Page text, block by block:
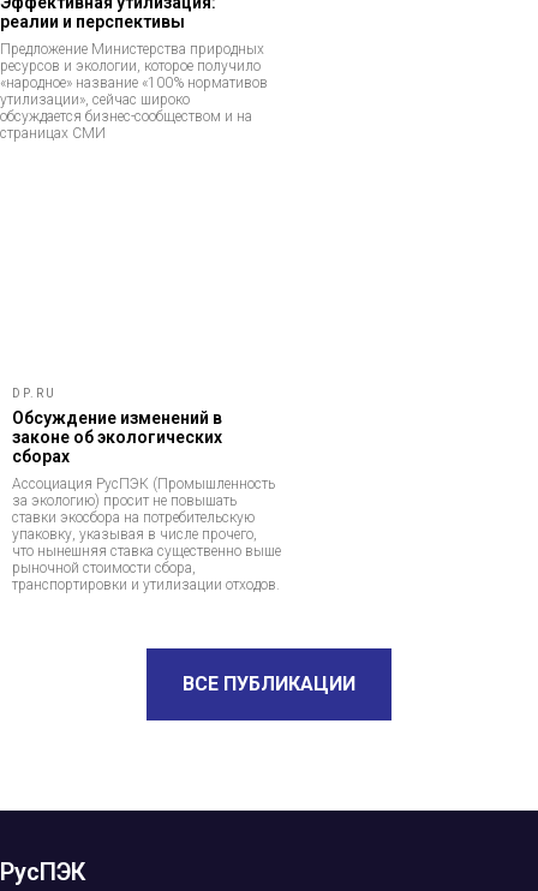
реалии и перспективы
Предложение Министерства природных
ресурсов и экологии, которое получило
«народное» название «100% нормативов
утилизации», сейчас широко
обсуждается бизнес-сообществом и на
страницах СМИ
DP.RU
Обсуждение изменений в
законе об экологических
сборах
Ассоциация РусПЭК (Промышленность
за экологию) просит не повышать
ставки экосбора на потребительскую
упаковку, указывая в числе прочего,
что нынешняя ставка существенно выше
рыночной стоимости сбора,
транспортировки и утилизации отходов.
ВСЕ ПУБЛИКАЦИИ
РусПЭК